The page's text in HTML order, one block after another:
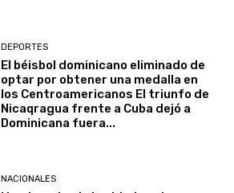
DEPORTES
El béisbol dominicano eliminado de
optar por obtener una medalla en
los Centroamericanos El triunfo de
Nicaqragua frente a Cuba dejó a
Dominicana fuera...
NACIONALES